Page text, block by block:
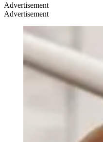
Advertisement
Advertisement